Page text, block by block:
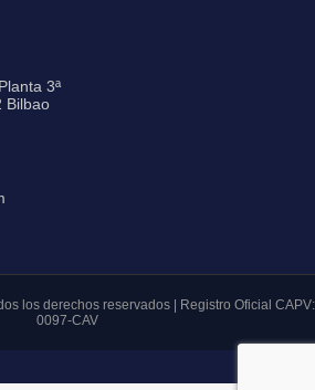
3ª
Bilbao
los derechos reservados | Registro Oficial CAPV:
0097-CAV